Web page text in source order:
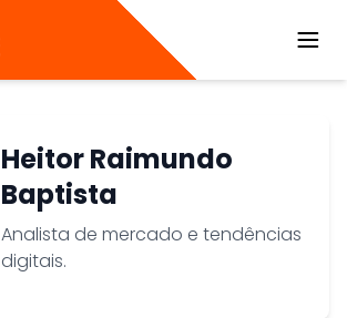
Heitor Raimundo
Baptista
Analista de mercado e tendências
digitais.